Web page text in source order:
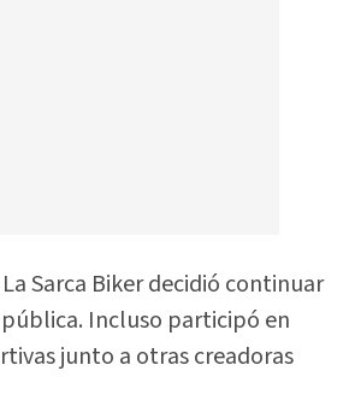
Sarca Biker decidió continuar
Incluso participó en
junto a otras creadoras